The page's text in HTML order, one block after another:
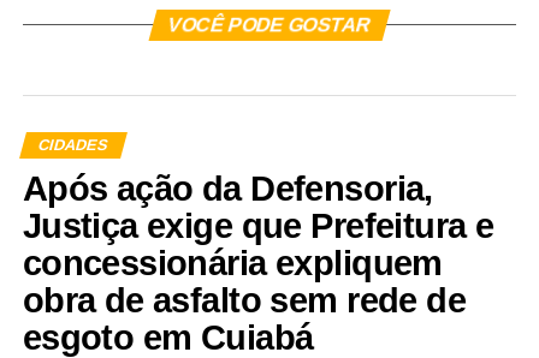
VOCÊ PODE GOSTAR
CIDADES
Após ação da Defensoria,
Justiça exige que Prefeitura e
concessionária expliquem
obra de asfalto sem rede de
esgoto em Cuiabá